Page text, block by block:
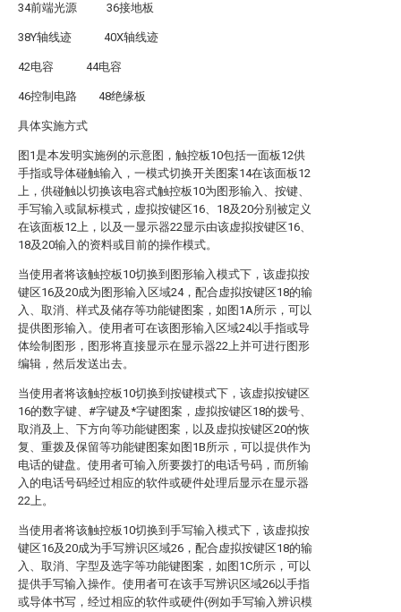
34前端光源 36接地板
38Y轴线迹 40X轴线迹
42电容 44电容
46控制电路 48绝缘板
具体实施方式
图1是本发明实施例的示意图，触控板10包括一面板12供
手指或导体碰触输入，一模式切换开关图案14在该面板12
上，供碰触以切换该电容式触控板10为图形输入、按键、
手写输入或鼠标模式，虚拟按键区16、18及20分别被定义
在该面板12上，以及一显示器22显示由该虚拟按键区16、
18及20输入的资料或目前的操作模式。
当使用者将该触控板10切换到图形输入模式下，该虚拟按
键区16及20成为图形输入区域24，配合虚拟按键区18的输
入、取消、样式及储存等功能键图案，如图1A所示，可以
提供图形输入。使用者可在该图形输入区域24以手指或导
体绘制图形，图形将直接显示在显示器22上并可进行图形
编辑，然后发送出去。
当使用者将该触控板10切换到按键模式下，该虚拟按键区
16的数字键、#字键及*字键图案，虚拟按键区18的拨号、
取消及上、下方向等功能键图案，以及虚拟按键区20的恢
复、重拨及保留等功能键图案如图1B所示，可以提供作为
电话的键盘。使用者可输入所要拨打的电话号码，而所输
入的电话号码经过相应的软件或硬件处理后显示在显示器
22上。
当使用者将该触控板10切换到手写输入模式下，该虚拟按
键区16及20成为手写辨识区域26，配合虚拟按键区18的输
入、取消、字型及选字等功能键图案，如图1C所示，可以
提供手写输入操作。使用者可在该手写辨识区域26以手指
或导体书写，经过相应的软件或硬件(例如手写输入辨识模